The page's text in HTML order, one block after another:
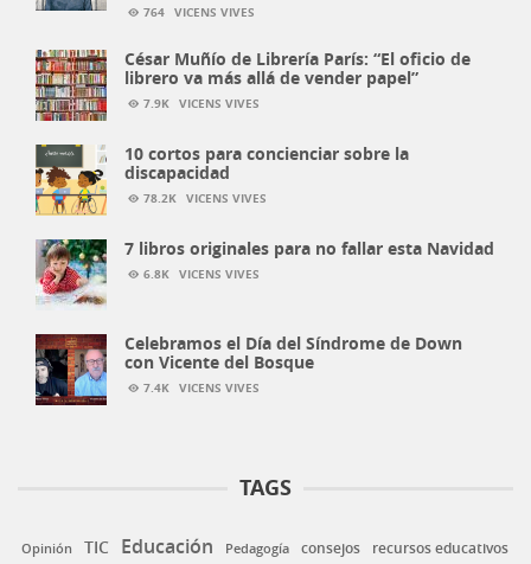
764 VICENS VIVES
César Muñío de Librería París: “El oficio de
librero va más allá de vender papel”
7.9K VICENS VIVES
10 cortos para concienciar sobre la
discapacidad
78.2K VICENS VIVES
7 libros originales para no fallar esta Navidad
6.8K VICENS VIVES
Celebramos el Día del Síndrome de Down
con Vicente del Bosque
7.4K VICENS VIVES
TAGS
Opinión TIC Educación Pedagogía consejos recursos educativos